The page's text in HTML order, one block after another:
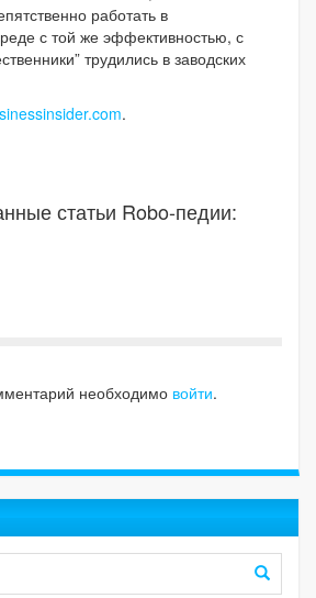
работать в
с той же эффективностью, с
трудились в заводских
.
статьи Robo-педии:
необходимо войти.